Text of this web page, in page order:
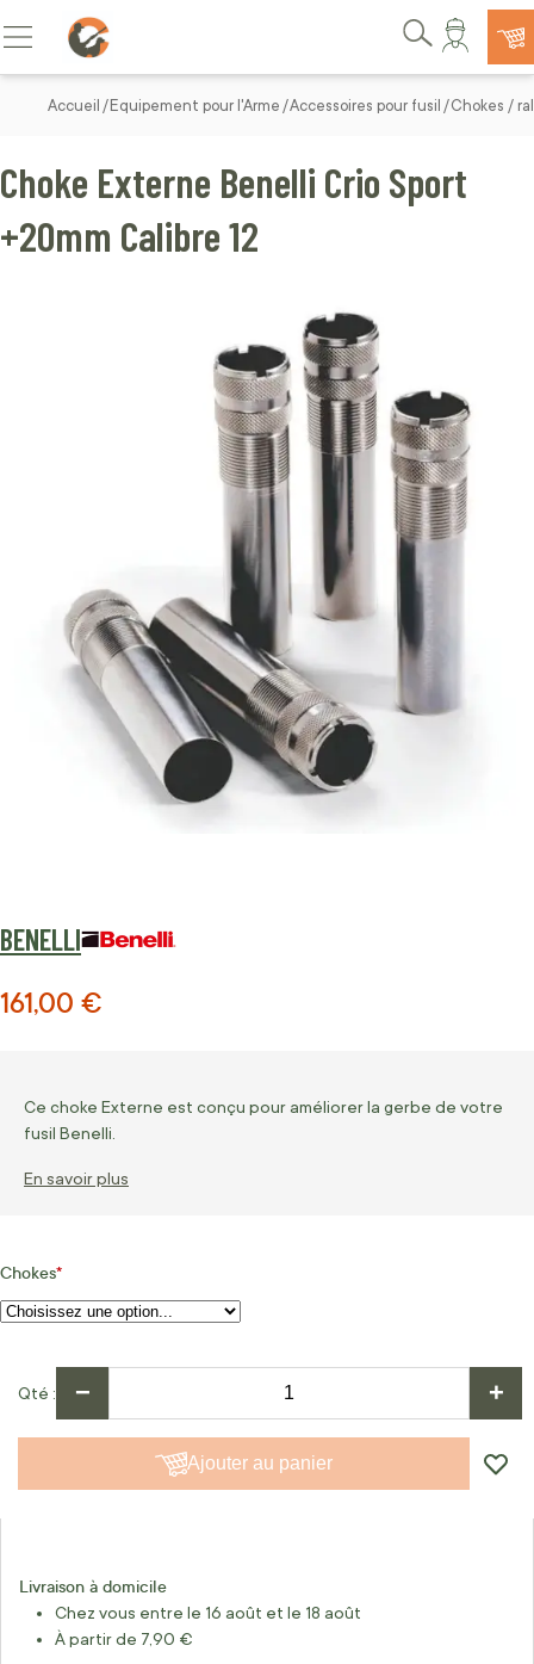
Allez au contenu
Basculer la navigation
Rechercher
Accueil Equipement pour l'Arme Accessoires pour fusil Chokes /
BENELLI
Choke Externe Benelli Crio Sport
+20mm Calibre 12
161,00 €
Ce choke Externe est conçu pour améliorer la gerbe de votre
fusil Benelli.
En savoir plus
Chokes
Qté − +
Ajouter au panier
Livraison à domicile
Chez vous entre le 16 août et le 18 août
À partir de 7,90 €